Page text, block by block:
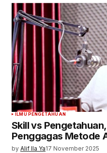
ILMU PENGETAHUAN
Skill vs
Penggagas Metode
by Alif Ila Ya17 November 2025